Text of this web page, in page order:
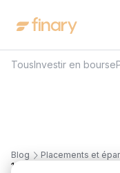
Blog Placements et
14
TousInvestir en bourse